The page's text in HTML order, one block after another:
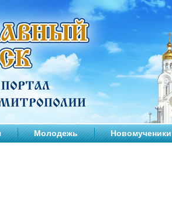
Молодежь Новомученики